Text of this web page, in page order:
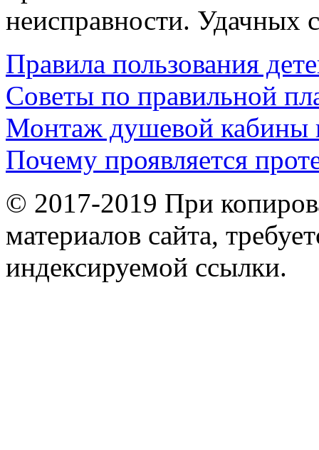
неисправности. Удачных
Правила пользования
Советы по правильной
Монтаж душевой кабины
Почему проявляется
© 2017-2019 При
материалов сайта,
индексируемой ссылки.